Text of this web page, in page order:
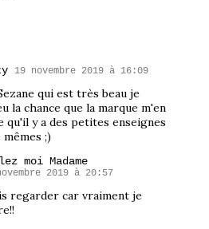
19 novembre 2019 à 16:09
qui est très beau je
la chance que la marque m'en
qu'il y a des petites enseignes
;)
moi Madame
2019 à 20:57
regarder car vraiment je